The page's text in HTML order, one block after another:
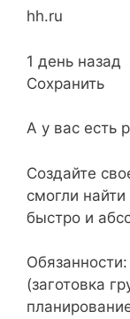
hh.ru
1 день назад
Сохранить
А у вас есть
Создайте
смогли
быстро и
(заготовка